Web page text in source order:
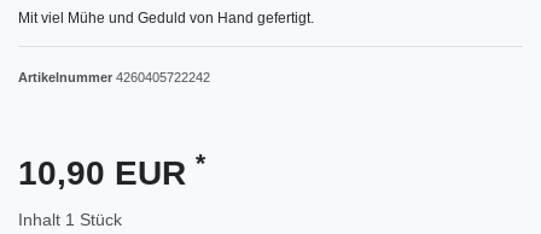
Mit viel Mühe und Geduld von Hand gefertigt.
Artikelnummer 4260405722242
10,90 EUR *
Inhalt 1 Stück